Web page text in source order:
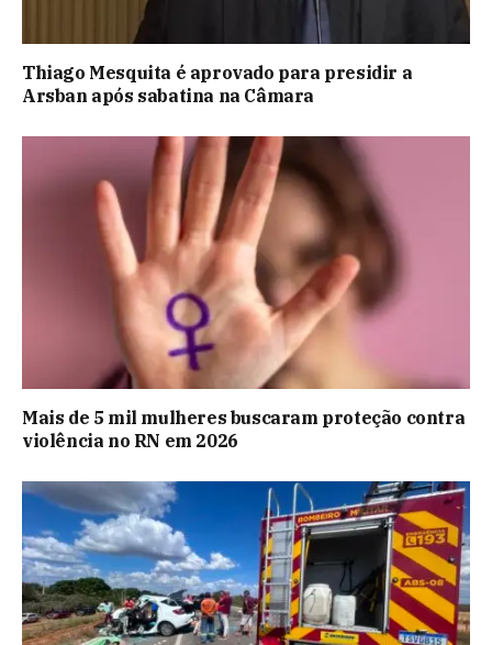
Thiago Mesquita é aprovado para presidir a
Arsban após sabatina na Câmara
Mais de 5 mil mulheres buscaram proteção contra
violência no RN em 2026